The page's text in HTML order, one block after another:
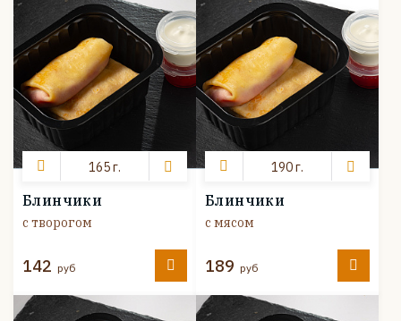
165 г.
Блинчики
с творогом
142 руб
190 г.
Блинчики
с мясом
189 руб